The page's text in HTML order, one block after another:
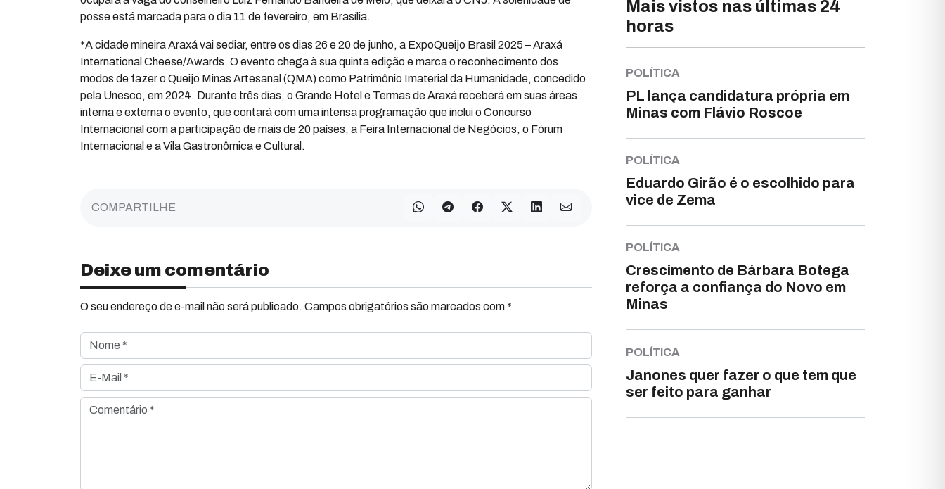
posse está marcada para o dia 11 de fevereiro, em Brasília.
*A cidade mineira Araxá vai sediar, entre os dias 26 e 20 de junho, a ExpoQueijo Brasil 2025 – Araxá
International Cheese/Awards. O evento chega à sua quinta edição e marca o reconhecimento dos
modos de fazer o Queijo Minas Artesanal (QMA) como Patrimônio Imaterial da Humanidade, concedido
pela Unesco, em 2024. Durante três dias, o Grande Hotel e Termas de Araxá receberá em suas áreas
interna e externa o evento, que contará com uma intensa programação que inclui o Concurso
Internacional com a participação de mais de 20 países, a Feira Internacional de Negócios, o Fórum
Internacional e a Vila Gastronômica e Cultural.
COMPARTILHE
Deixe um comentário
O seu endereço de e-mail não será publicado. Campos obrigatórios são marcados com *
Nome *
E-Mail *
Comentário *
Mais vistos nas últimas 24
horas
POLÍTICA
PL lança candidatura própria em
Minas com Flávio Roscoe
POLÍTICA
Eduardo Girão é o escolhido para
vice de Zema
POLÍTICA
Crescimento de Bárbara Botega
reforça a confiança do Novo em
Minas
POLÍTICA
Janones quer fazer o que tem que
ser feito para ganhar